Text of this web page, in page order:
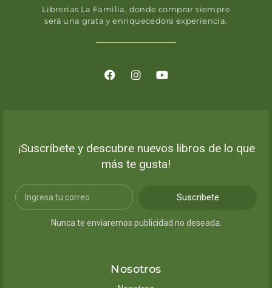
Librerias La Familia, donde comprar siempre
será una grata y enriquecedora experiencia.
¡Suscríbete y descubre nuevos libros de lo que
más te gusta!
Suscribete
Nunca te enviaremos publicidad no deseada.
Nosotros